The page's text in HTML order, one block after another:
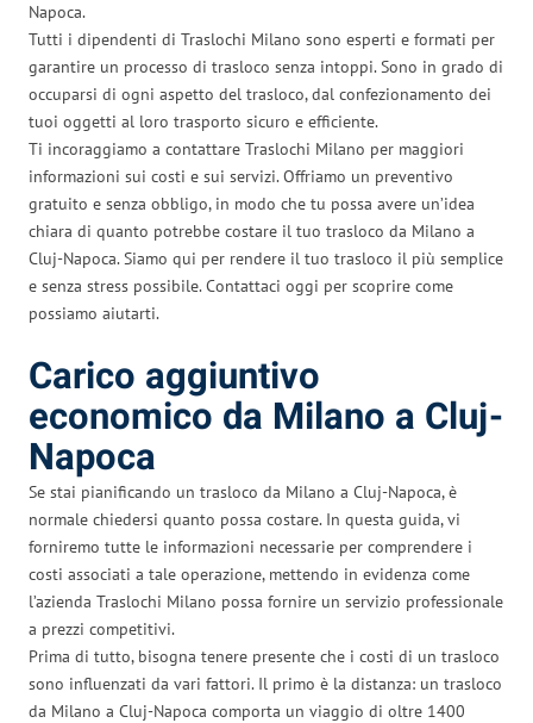
Napoca.
Tutti i dipendenti di Traslochi Milano sono esperti e formati per
garantire un processo di trasloco senza intoppi. Sono in grado di
occuparsi di ogni aspetto del trasloco, dal confezionamento dei
tuoi oggetti al loro trasporto sicuro e efficiente.
Ti incoraggiamo a contattare Traslochi Milano per maggiori
informazioni sui costi e sui servizi. Offriamo un preventivo
gratuito e senza obbligo, in modo che tu possa avere un’idea
chiara di quanto potrebbe costare il tuo trasloco da Milano a
Cluj-Napoca. Siamo qui per rendere il tuo trasloco il più semplice
e senza stress possibile. Contattaci oggi per scoprire come
possiamo aiutarti.
Carico aggiuntivo
economico da Milano a Cluj-
Napoca
Se stai pianificando un trasloco da Milano a Cluj-Napoca, è
normale chiedersi quanto possa costare. In questa guida, vi
forniremo tutte le informazioni necessarie per comprendere i
costi associati a tale operazione, mettendo in evidenza come
l’azienda Traslochi Milano possa fornire un servizio professionale
a prezzi competitivi.
Prima di tutto, bisogna tenere presente che i costi di un trasloco
sono influenzati da vari fattori. Il primo è la distanza: un trasloco
da Milano a Cluj-Napoca comporta un viaggio di oltre 1400